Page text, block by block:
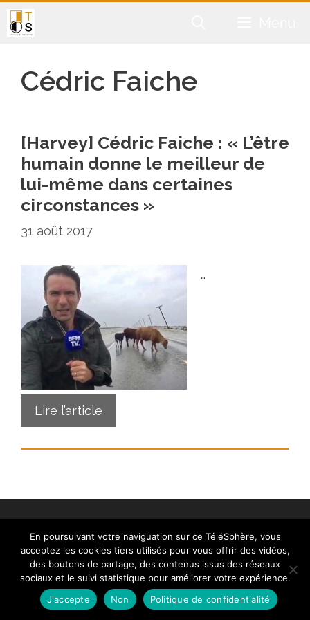
Aller
au
Cédric Faiche
[Harvey] Cédric Faiche : « L’être
humain donne le meilleur de
lui-même dans certaines
circonstances »
31 août 2017
…
Lire l’article
Contact| Mentions légales|Crédits |Politique de
cookies (UE)| © telesphere.fr 2026
En poursuivant votre naviguation sur ce TéléSphère, vous
acceptez les cookies tiers utilisés pour vous offrir des vidéos,
des boutons de partage, des contenus issus des réseaux
sociaux et le suivi statistique pour améliorer votre expérience.
J'accepte
Non Politique de confidentialité